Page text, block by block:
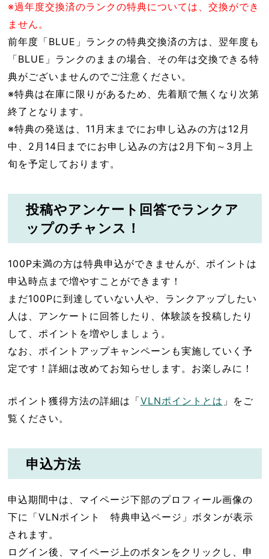
※過年度交換済のランクの特典については、交換ができ
ません。
前年度「BLUE」ランクの特典交換済の方は、翌年度も
「BLUE」ランクのままの場合、その年は交換できる特
典がございませんのでご注意ください。
※特典は在庫に限りがあるため、先着順で無くなり次第
終了となります。
※特典の発送は、11月末までにお申し込みの方は12月
中、2月14日までにお申し込みの方は2月下旬～3月上
旬を予定しております。
投稿やアンケート回答でランクア
ップのチャンス！
100P未満の方は特典申込ができませんが、ポイントは
申込時点まで増やすことができます！
まだ100Pに到達していない人や、ランクアップしたい
人は、アンケートに回答したり、体験談を投稿したり
して、ポイントを増やしましょう。
なお、ポイントアップキャンペーンも実施していく予
定です！詳細は改めてお知らせします。お楽しみに！
ポイント獲得方法の詳細は「VLNポイントとは 」をご
覧ください。
申込方法
申込期間中は、マイページ下部のプロフィール画像の
下に「VLNポイント 特典申込ページ」ボタンが表示
されます。
ログイン後、マイページ上のボタンをクリックし、申